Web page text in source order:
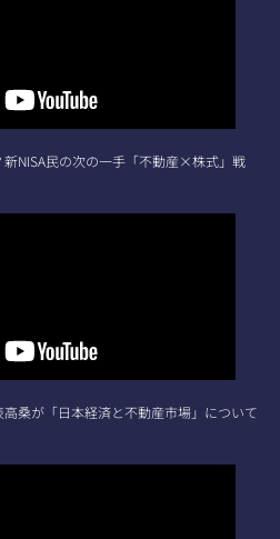
NISA民の次の一手「不動産×株式」戦
桑が「日本経済と不動産市場」について